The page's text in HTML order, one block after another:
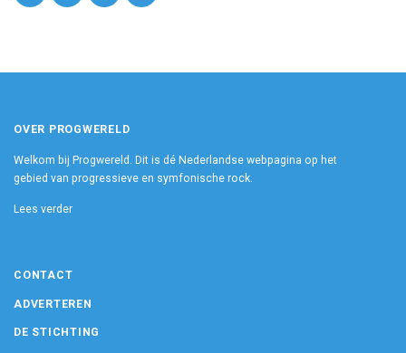
OVER PROGWERELD
Welkom bij Progwereld. Dit is dé Nederlandse webpagina op het
gebied van progressieve en symfonische rock.
Lees verder
CONTACT
ADVERTEREN
DE STICHTING